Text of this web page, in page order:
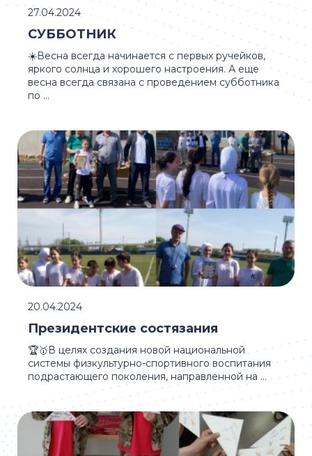
☀️Весна всегда начинается с первых ручейков,
яркого солнца и хорошего настроения. А еще
весна всегда связана с проведением субботника
по ...
СУББОТНИК
27.04.2024
🏆🥇В целях создания новой национальной
системы физкультурно-спортивного воспитания
подрастающего поколения, направленной на ...
Президентские состязания
20.04.2024